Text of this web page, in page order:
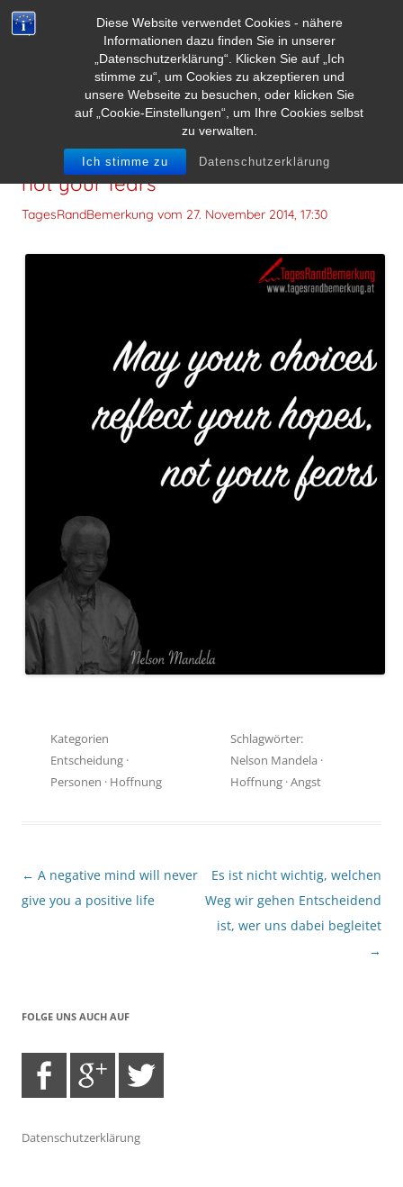
Diese Website verwendet Cookies - nähere
Informationen dazu finden Sie in unserer
„Datenschutzerklärung“. Klicken Sie auf „Ich
stimme zu“, um Cookies zu akzeptieren und
unsere Webseite zu besuchen, oder klicken Sie
auf „Cookie-Einstellungen“, um Ihre Cookies selbst
zu verwalten.
Ich stimme zu Datenschutzerklärung
May your choices reflect your hopes,
not your fears
TagesRandBemerkung vom 27. November 2014, 17:30
Kategorien
Entscheidung ·
Personen · Hoffnung
Schlagwörter:
Nelson Mandela ·
Hoffnung ·Angst
Beitragsnavigation
← A negative mind will never
give you a positive life
Es ist nicht wichtig, welchen
Weg wir gehen Entscheidend
ist, wer uns dabei begleitet
→
FOLGE UNS AUCH AUF
Datenschutzerklärung